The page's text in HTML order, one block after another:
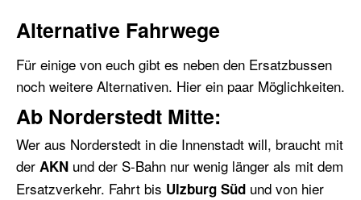
Alternative Fahrwege
Für einige von euch gibt es neben den Ersatzbussen
noch weitere Alternativen. Hier ein paar Möglichkeiten.
Ab Norderstedt Mitte:
Wer aus Norderstedt in die Innenstadt will, braucht mit
der AKN und der S-Bahn nur wenig länger als mit dem
Ersatzverkehr. Fahrt bis Ulzburg Süd und von hier